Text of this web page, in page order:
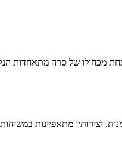
מכחולו של סרה מתאחדות
יצירותיו מתאפיינות